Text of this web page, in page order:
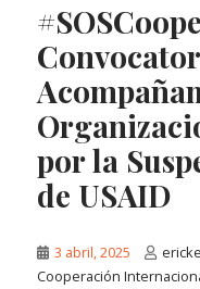
por la
de USAID
3 abril, 2025
Cooperación